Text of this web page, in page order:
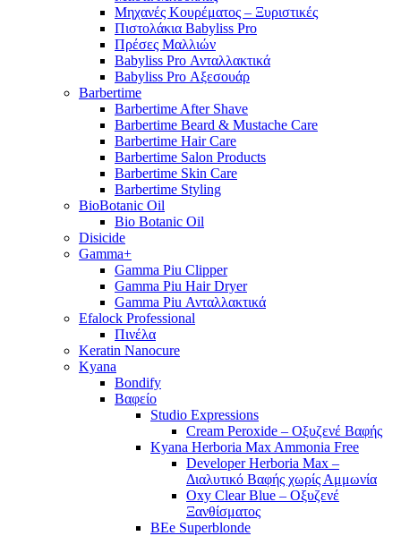
Μηχανές Κουρέματος – Ξυριστικές
Πιστολάκια Babyliss Pro
Πρέσες Μαλλιών
Babyliss Pro Ανταλλακτικά
Babyliss Pro Αξεσουάρ
Barbertime
Barbertime After Shave
Barbertime Beard & Mustache Care
Barbertime Hair Care
Barbertime Salon Products
Barbertime Skin Care
Barbertime Styling
BioBotanic Oil
Bio Botanic Oil
Disicide
Gamma+
Gamma Piu Clipper
Gamma Piu Hair Dryer
Gamma Piu Ανταλλακτικά
Efalock Professional
Πινέλα
Keratin Nanocure
Kyana
Bondify
Βαφείο
Studio Expressions
Cream Peroxide – Οξυζενέ Βαφής
Kyana Herboria Max Ammonia Free
Developer Herboria Max –
Διαλυτικό Βαφής χωρίς Αμμωνία
Oxy Clear Blue – Οξυζενέ
Ξανθίσματος
BEe Superblonde